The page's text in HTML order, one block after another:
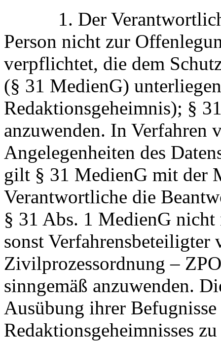
1. Der Verantwortliche
Person nicht zur
verpflichtet, die dem
(§ 31 MedienG)
Redaktionsgeheimnis); §
anzuwenden. In Verfahren
Angelegenheiten des
gilt § 31 MedienG mit der
Verantwortliche die
§ 31 Abs. 1 MedienG nicht
sonst
Zivilprozessordnung –
sinngemäß anzuwenden.
Ausübung ihrer Befugnisse
Redaktionsgeheimnisses